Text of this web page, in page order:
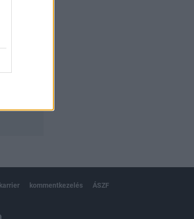
karrier kommentkezelés ÁSZF